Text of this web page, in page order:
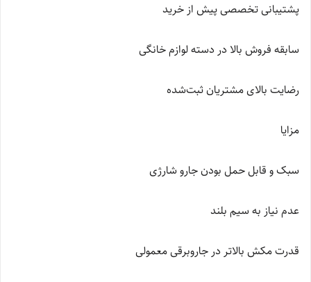
پشتیبانی تخصصی پیش از خرید
سابقه فروش بالا در دسته لوازم خانگی
رضایت بالای مشتریان ثبت‌شده
مزایا
سبک و قابل حمل بودن جارو شارژی
عدم نیاز به سیم بلند
قدرت مکش بالاتر در جاروبرقی معمولی